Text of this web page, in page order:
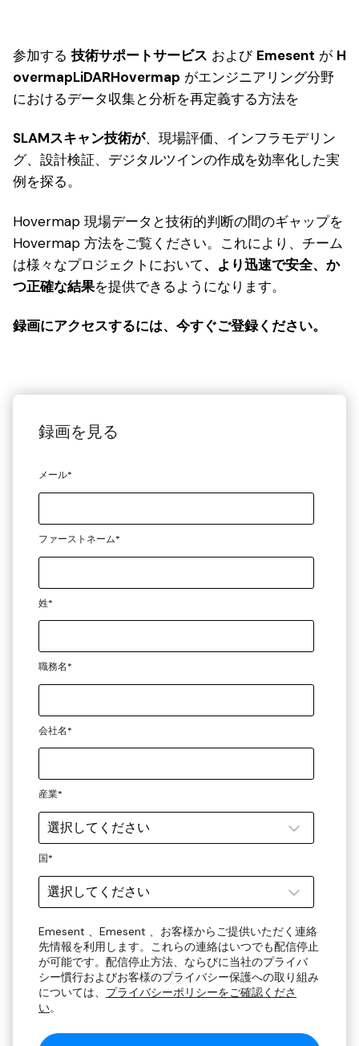
参加する 技術サポートサービス および Emesent が H
overmapLiDARHovermap がエンジニアリング分野
におけるデータ収集と分析を再定義する方法を
SLAMスキャン技術が、現場評価、インフラモデリン
グ、設計検証、デジタルツインの作成を効率化した実
例を探る。
Hovermap 現場データと技術的判断の間のギャップを
Hovermap 方法をご覧ください。これにより、チーム
は様々なプロジェクト において、より迅速で安全、か
つ正確な結果を提供できるようになります。
録画にアクセスするには、今すぐご登録ください。
録画を見る
メール*
ファーストネーム*
姓*
職務名*
会社名*
産業*
国*
Emesent 、Emesent 、お客様からご提供いただく連絡
先情報を利用します。これらの連絡はいつでも配信停止
が可能です。配信停止方法、ならびに当社のプライバ
シー慣行およびお客様のプライバシー保護への取り組み
については、 プライバシーポリシーをご確認くださ
い。